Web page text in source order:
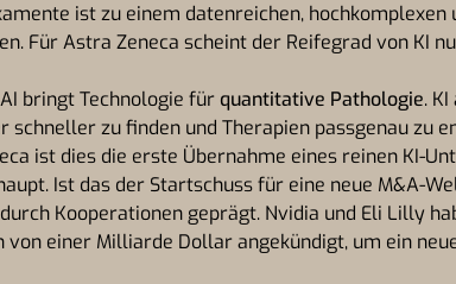
ist zu einem datenreichen, hochkomplexen
Für Astra Zeneca scheint der Reifegrad von KI
bringt Technologie fürquantitative Pathologie.
schneller zu finden und Therapien passgenau zu
ist dies die erste Übernahme eines reinen KI-
Ist das der Startschuss für eine neue M&A-
Kooperationen geprägt. Nvidia und Eli Lilly
einer Milliarde Dollar angekündigt, ‍um ein